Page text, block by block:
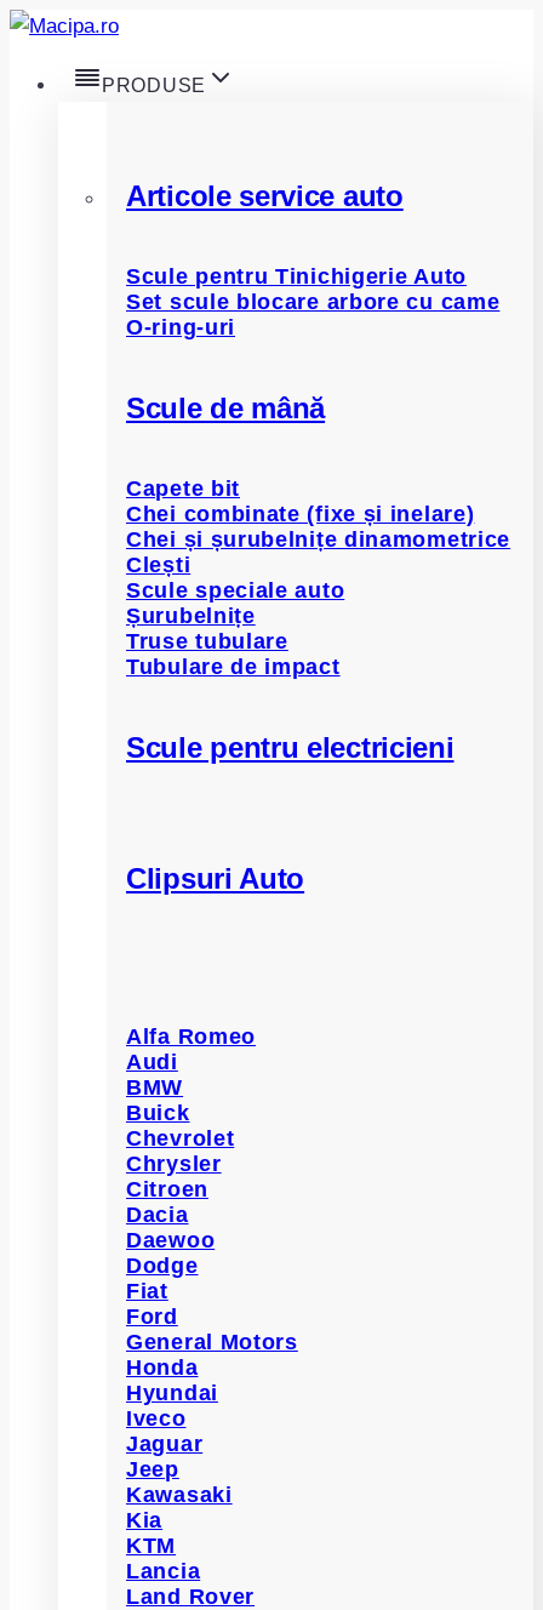
Skip
content
PRODUSE
Articole service auto
Scule pentru Tinichigerie Auto
Set scule blocare arbore cu came
O-ring-uri
Scule de mână
Capete bit
Chei combinate (fixe și inelare)
Chei și șurubelnițe dinamometrice
Clești
Scule speciale auto
Șurubelnițe
Truse tubulare
Tubulare de impact
Scule pentru electricieni
Clipsuri Auto
Alfa Romeo
Audi
BMW
Buick
Chevrolet
Chrysler
Citroen
Dacia
Daewoo
Dodge
Fiat
Ford
General Motors
Honda
Hyundai
Iveco
Jaguar
Jeep
Kawasaki
Kia
KTM
Lancia
Land Rover